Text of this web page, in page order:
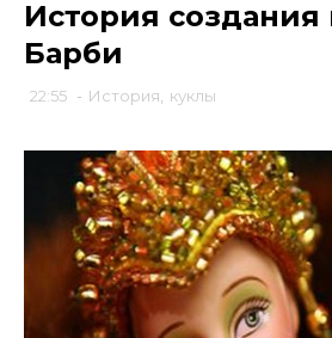
История создания
Барби
22:55 - История куклы